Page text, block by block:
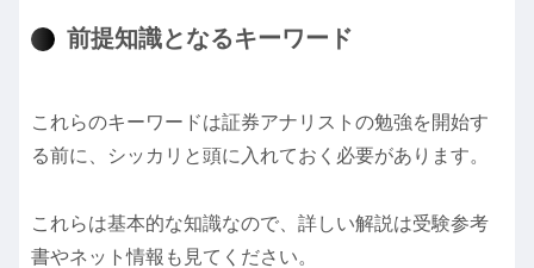
前提知識となるキーワード
これらのキーワードは証券アナリストの勉強を開始す
る前に、シッカリと頭に入れておく必要があります。
これらは基本的な知識なので、詳しい解説は受験参考
書やネット情報も見てください。